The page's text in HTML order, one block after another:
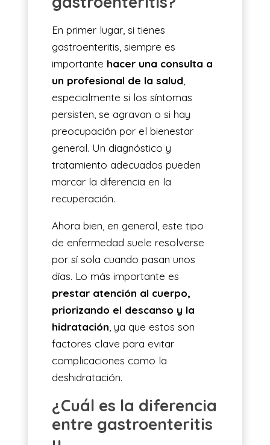
En primer lugar, si tienes
gastroenteritis, siempre es
importante hacer una consulta a
un profesional de la salud,
especialmente si los síntomas
persisten, se agravan o si hay
preocupación por el bienestar
general. Un diagnóstico y
tratamiento adecuados pueden
marcar la diferencia en la
recuperación.
Ahora bien, en general, este tipo
de enfermedad suele resolverse
por sí sola cuando pasan unos
días. Lo más importante es
prestar atención al cuerpo,
priorizando el descanso y la
hidratación, ya que estos son
factores clave para evitar
complicaciones como la
deshidratación.
¿Cuál es la diferencia
entre gastroenteritis